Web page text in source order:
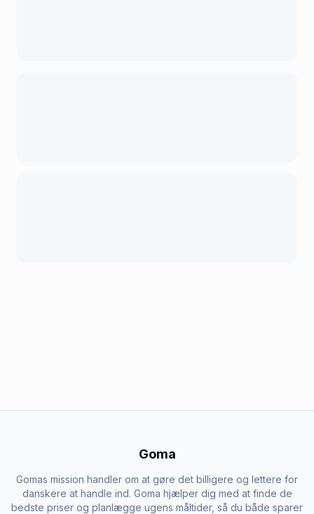
Goma
Gomas mission handler om at gøre det billigere og lettere for
danskere at handle ind. Goma hjælper dig med at finde de
bedste priser og planlægge ugens måltider, så du både sparer